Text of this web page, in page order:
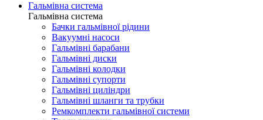
Гальмівна система
Гальмівна система
Бачки гальмівної рідини
Вакуумні насоси
Гальмівні барабани
Гальмівні диски
Гальмівні колодки
Гальмівні супорти
Гальмівні циліндри
Гальмівні шланги та трубки
Ремкомплекти гальмівної системи